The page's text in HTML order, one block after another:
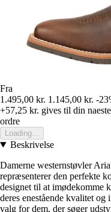
Fra
1.495,00 kr. 1.145,00 kr. -
+57,25 kr. gives til din
ordre
Loading...
Beskrivelse
Damerne westernstøvler
repræsenterer den perfekte
designet til at imødekomme
deres enestående kvalitet
valg for dem, der søger